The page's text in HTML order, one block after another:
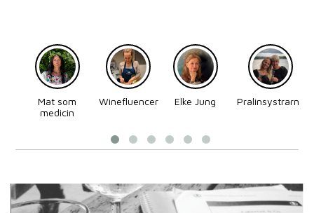
Mat som
medicin
Winefluencer Elke Jung
Pralinsystrarna